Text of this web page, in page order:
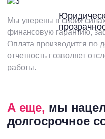
Мы уверены в своих
финансовую гарантию,
Оплата производится по
отчетность позволяет
работы.
А еще, мы
долгосрочное